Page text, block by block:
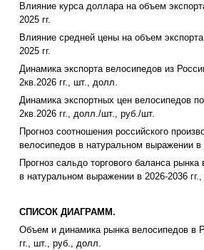
Влияние курса доллара на объем
2025 гг.
Влияние средней цены на объем
2025 гг.
Динамика экспорта велосипедов из
2кв.2026 гг., шт., долл.
Динамика экспортных цен велосипедов
2кв.2026 гг., долл./шт., руб./шт.
Прогноз соотношения российского
велосипедов в натуральном выражении в
Прогноз сальдо торгового баланса
в натуральном выражении в 2026-2036
СПИСОК ДИАГРАММ.
Объем и динамика рынка велосипедов в
гг., шт., руб., долл.